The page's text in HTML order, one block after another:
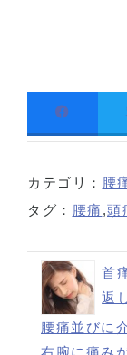
カテゴリ： 腰
タグ： 腰痛 ,頭
首
返
腰痛並びに
右腕に痛み